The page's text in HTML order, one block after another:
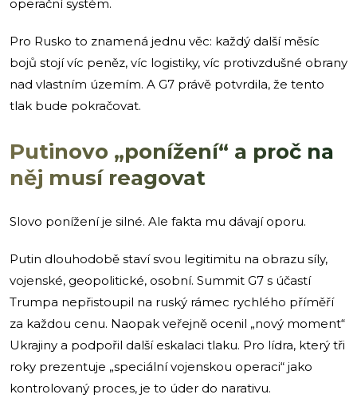
operační systém.
Pro Rusko to znamená jednu věc: každý další měsíc
bojů stojí víc peněz, víc logistiky, víc protivzdušné obrany
nad vlastním územím. A G7 právě potvrdila, že tento
tlak bude pokračovat.
Putinovo „ponížení“ a proč na
něj musí reagovat
Slovo ponížení je silné. Ale fakta mu dávají oporu.
Putin dlouhodobě staví svou legitimitu na obrazu síly,
vojenské, geopolitické, osobní. Summit G7 s účastí
Trumpa nepřistoupil na ruský rámec rychlého příměří
za každou cenu. Naopak veřejně ocenil „nový moment“
Ukrajiny a podpořil další eskalaci tlaku. Pro lídra, který tři
roky prezentuje „speciální vojenskou operaci“ jako
kontrolovaný proces, je to úder do narativu.